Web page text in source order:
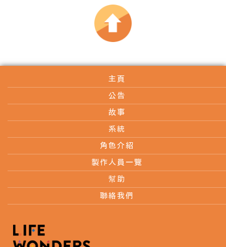
主頁
公告
故事
系統
角色介紹
製作人員一覽
幫助
聯絡我們